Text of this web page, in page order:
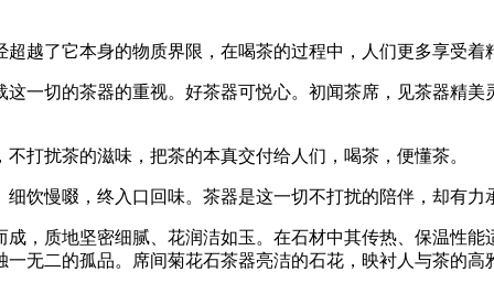
越了它本身的物质界限，在喝茶的过程中，人们更多享受
一切的茶器的重视。好茶器可悦心。初闻茶席，见茶器精美
打扰茶的滋味，把茶的本真交付给人们，喝茶，便懂茶。
饮慢啜，终入口回味。茶器是这一切不打扰的陪伴，却有力
成，质地坚密细腻、花润洁如玉。在石材中其传热、保温性
无二的孤品。席间菊花石茶器亮洁的石花，映衬人与茶的